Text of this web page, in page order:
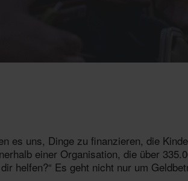
es uns, Dinge zu finanzieren, die
einer Organisation, die über
helfen?“ Es geht nicht nur um